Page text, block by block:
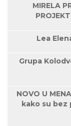
MIRELA
Lea
Grupa
NOVO U
kako su bez